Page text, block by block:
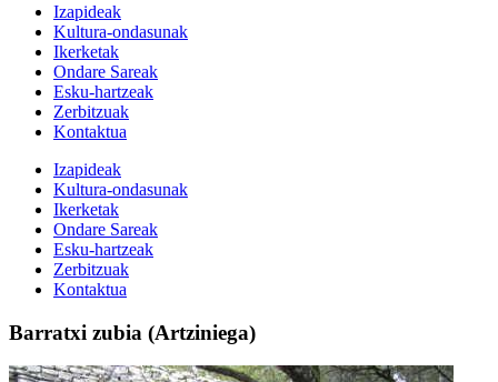
Izapideak
Kultura-ondasunak
Ikerketak
Ondare Sareak
Esku-hartzeak
Zerbitzuak
Kontaktua
Izapideak
Kultura-ondasunak
Ikerketak
Ondare Sareak
Esku-hartzeak
Zerbitzuak
Kontaktua
Barratxi zubia (Artziniega)